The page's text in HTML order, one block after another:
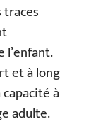
traces
et à long
à
adulte.